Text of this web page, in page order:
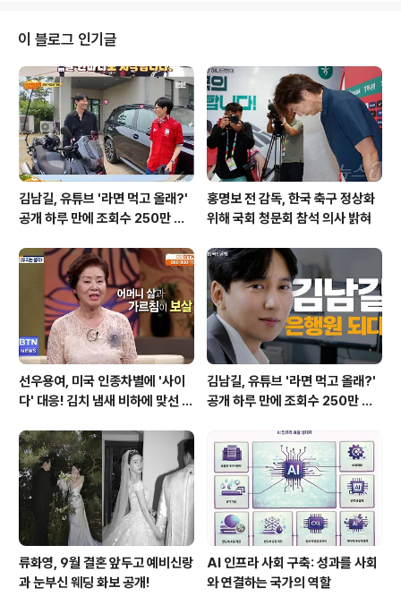
게 개인적인 영광일 뿐만 아니라, 한국 3쿠션 당구의 저력
을 다시 한번 세계에 알리는 계기가 되었습니다. 폭염 속에
서 치러진 어려운 대회 환경 속에서도 조명우 선수는 뛰어
난 집중력과 실력을 발휘하며, 챔피언의 자리를 굳건히 지
켰습니다. 경기 하이라이트: 조명우의 압도적인 경기력결
승전은 뷰리의 선공..
이 블로그 인기글
김남길, 유튜브 '라면 먹고 올래?'
공개 하루 만에 조회수 250만 돌
홍명보 전 감독, 한국 축구 정상화
위해 국회 청문회 참석 의사 밝혀
선우용여, 미국 인종차별에 '사이
다' 대응! 김치 냄새 비하에 맞선 통
김남길, 유튜브 '라면 먹고 올래?'
공개 하루 만에 조회수 250만 돌
류화영, 9월 결혼 앞두고 예비신랑
과 눈부신 웨딩 화보 공개!
AI 인프라 사회 구축: 성과를 사회
와 연결하는 국가의 역할